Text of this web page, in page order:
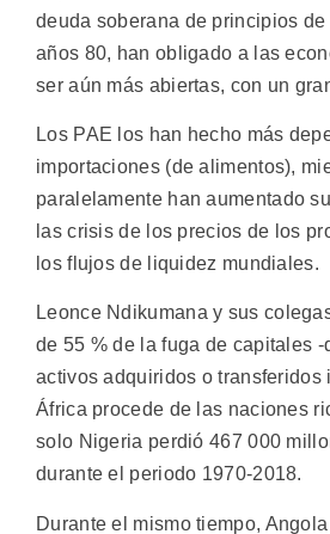
deuda soberana de principios
años 80, han obligado a las
ser aún más abiertas, con un
Los PAE los han hecho más
importaciones (de alimentos),
paralelamente han aumentado
las crisis de los precios de los
los flujos de liquidez mundiales.
Leonce Ndikumana y sus
de 55 % de la fuga de capitales -
activos adquiridos o transferidos
África procede de las naciones
solo Nigeria perdió 467 000
durante el periodo 1970-2018.
Durante el mismo tiempo,